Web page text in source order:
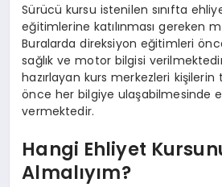
Sürücü kursu istenilen sınıfta
eğitimlerine katılınması gereken
Buralarda direksiyon eğitimleri
sağlık ve motor bilgisi verilmektedir.
hazırlayan kurs merkezleri
önce her bilgiye ulaşabilmesinde
vermektedir.
Hangi Ehliyet
Almalıyım?